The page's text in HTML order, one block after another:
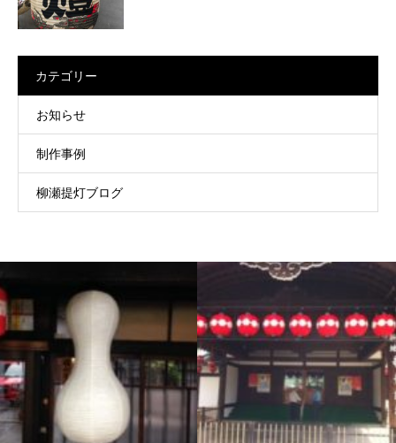
カテゴリー
お知らせ
制作事例
柳瀬提灯ブログ